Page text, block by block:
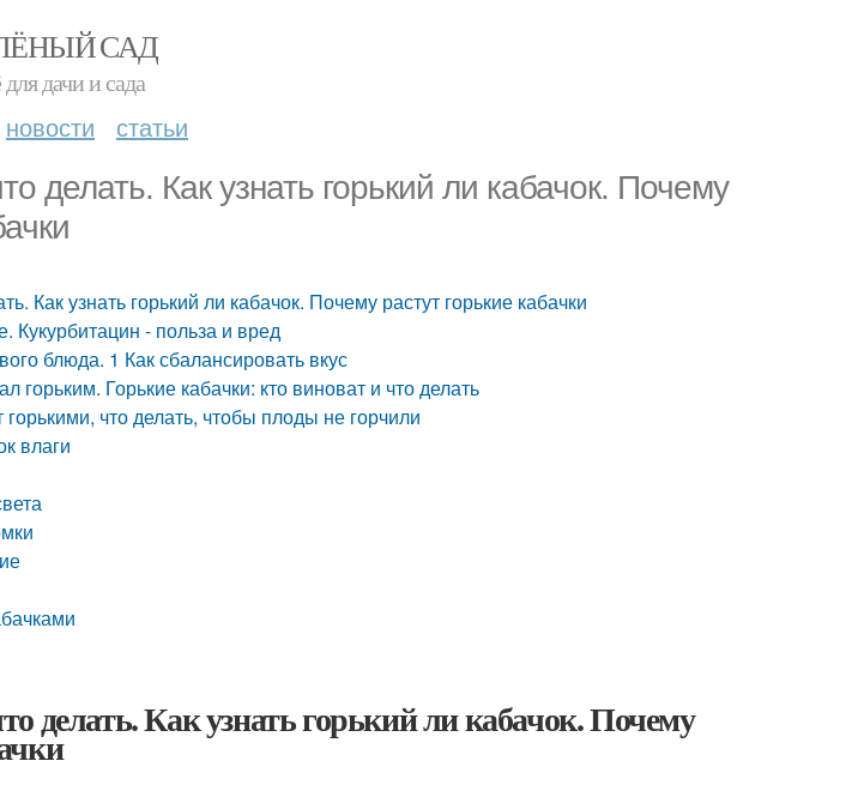
САД
для дачи и сада
новости статьи
делать. Как узнать горький ли кабачок. Почему
Как узнать горький ли кабачок. Почему растут горькие кабачки
Кукурбитацин - польза и вред
блюда. 1 Как сбалансировать вкус
горьким. Горькие кабачки: кто виноват и что делать
горькими, что делать, чтобы плоды не горчили
влаги
делать. Как узнать горький ли кабачок. Почему